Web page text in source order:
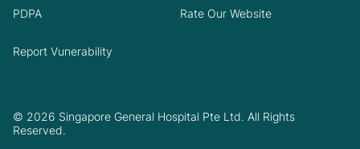
© 2026 Singapore General Hospital Pte Ltd. All Rights
Reserved.
PDPA Rate Our Website
Report Vunerability